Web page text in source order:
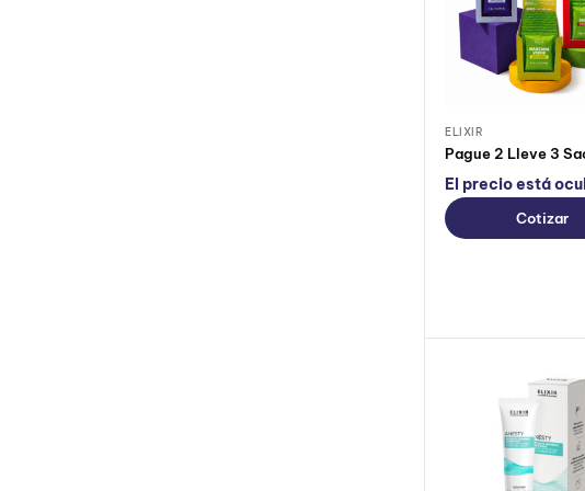
ELIXIR
El precio está
Cotizar